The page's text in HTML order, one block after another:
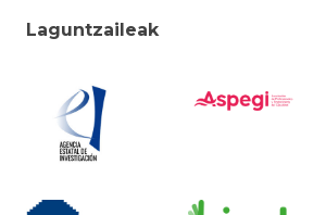
Laguntzaileak